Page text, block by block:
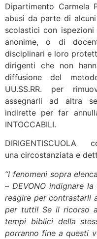
Dipartimento Carmela
abusi da parte di
scolastici con
anonime, o di
disciplinari e loro
dirigenti che non
diffusione del
UU.SS.RR. per
assegnarli ad altra
indirette per far
INTOCCABILI.
DIRIGENTISCUOLA
una circostanziata e
“I fenomeni sopra
– DEVONO indignare
reagire per contrastarli
per tutti! Se il ricorso
tempi biblici della
porranno fine a questi